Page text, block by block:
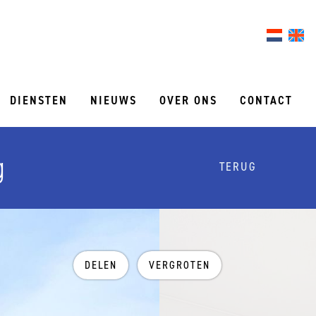
DIENSTEN NIEUWS OVER ONS CONTACT
TERUG
DELEN VERGROTEN